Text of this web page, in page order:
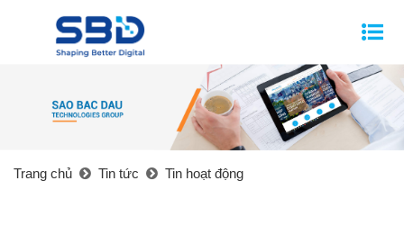
Trang chủ Tin tức Tin hoạt động